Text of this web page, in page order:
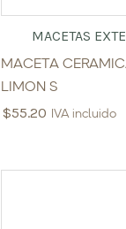
MACETAS
MACETA
LIMON S
$55.20 IVA incluido